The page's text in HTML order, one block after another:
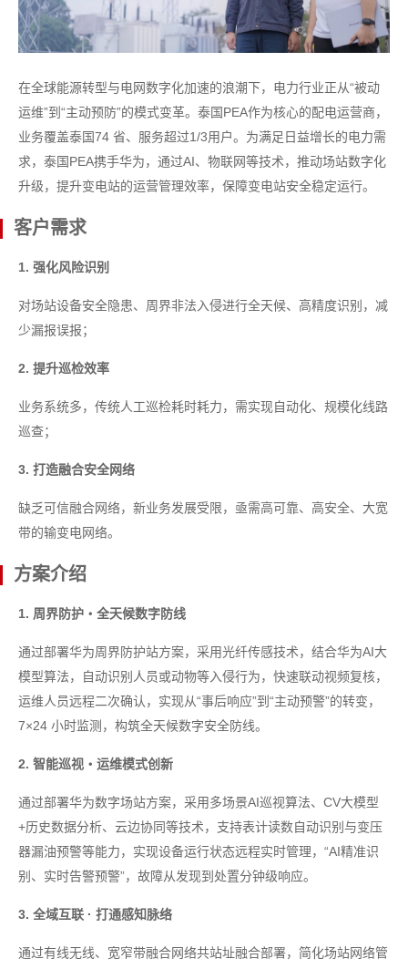
在全球能源转型与电网数字化加速的浪潮下，电力行业正从“被动
运维”到“主动预防”的模式变革。泰国PEA作为核心的配电运营商，
业务覆盖泰国74 省、服务超过1/3用户。为满足日益增长的电力需
求，泰国PEA携手华为，通过AI、物联网等技术，推动场站数字化
升级，提升变电站的运营管理效率，保障变电站安全稳定运行。
客户需求
1. 强化风险识别
对场站设备安全隐患、周界非法入侵进行全天候、高精度识别，减
少漏报误报；
2. 提升巡检效率
业务系统多，传统人工巡检耗时耗力，需实现自动化、规模化线路
巡查；
3. 打造融合安全网络
缺乏可信融合网络，新业务发展受限，亟需高可靠、高安全、大宽
带的输变电网络。
方案介绍
1. 周界防护・全天候数字防线
通过部署华为周界防护站方案，采用光纤传感技术，结合华为AI大
模型算法，自动识别人员或动物等入侵行为，快速联动视频复核，
运维人员远程二次确认，实现从“事后响应”到“主动预警”的转变，
7×24 小时监测，构筑全天候数字安全防线。
2. 智能巡视・运维模式创新
通过部署华为数字场站方案，采用多场景AI巡视算法、CV大模型
+历史数据分析、云边协同等技术，支持表计读数自动识别与变压
器漏油预警等能力，实现设备运行状态远程实时管理，“AI精准识
别、实时告警预警”，故障从发现到处置分钟级响应。
3. 全域互联 · 打通感知脉络
通过有线无线、宽窄带融合网络共站址融合部署，简化场站网络管